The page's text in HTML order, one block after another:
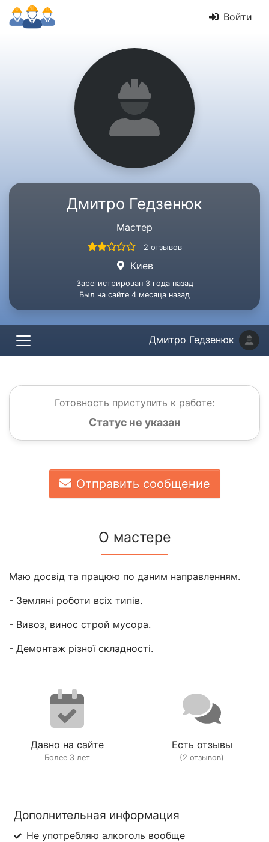
Войти
Дмитро Гедзенюк
Мастер
2 отзывов
Киев
Зарегистрирован 3 года назад
Был на сайте 4 месяца назад
Дмитро Гедзенюк
Готовность приступить к работе:
Статус не указан
Отправить сообщение
О мастере
Маю досвід та працюю по даним направленням.
- Земляні роботи всіх типів.
- Вивоз, винос строй мусора.
- Демонтаж різної складності.
Давно на сайте
Более 3 лет
Есть отзывы
(2 отзывов)
Дополнительная информация
Не употребляю алкоголь вообще